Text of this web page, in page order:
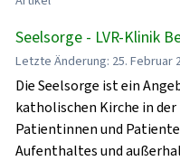
Seelsorge - LVR-Klinik
Letzte Änderung: 25. Februar
Die Seelsorge ist ein
katholischen Kirche in
Patientinnen und
Aufenthaltes und